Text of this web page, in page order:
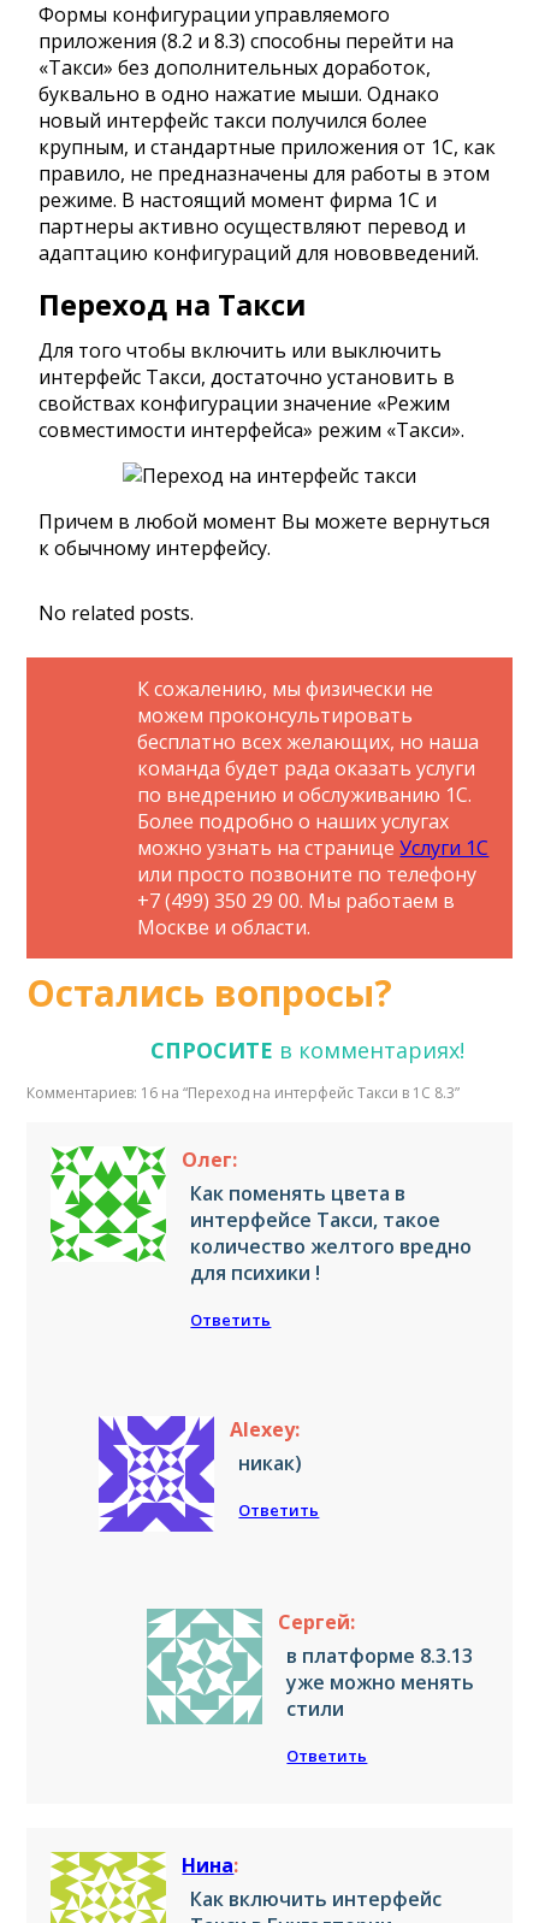
Формы конфигурации управляемого
приложения (8.2 и 8.3) способны перейти на
«Такси» без дополнительных доработок,
буквально в одно нажатие мыши. Однако
новый интерфейс такси получился более
крупным, и стандартные приложения от 1С, как
правило, не предназначены для работы в этом
режиме. В настоящий момент фирма 1С и
партнеры активно осуществляют перевод и
адаптацию конфигураций для нововведений.
Переход на Такси
Для того чтобы включить или выключить
интерфейс Такси, достаточно установить в
свойствах конфигурации значение «Режим
совместимости интерфейса» режим «Такси».
Причем в любой момент Вы можете вернуться
к обычному интерфейсу.
No related posts.
К сожалению, мы физически не
можем проконсультировать
бесплатно всех желающих, но наша
команда будет рада оказать услуги
по внедрению и обслуживанию 1С.
Более подробно о наших услугах
можно узнать на страницеУслуги 1С
или просто позвоните по телефону
+7 (499) 350 29 00. Мы работаем в
Москве и области.
Остались вопросы?
СПРОСИТЕ в комментариях!
Комментариев: 16 на “Переход на интерфейс Такси в 1С 8.3”
Олег:
Как поменять цвета в
интерфейсе Такси, такое
количество желтого вредно
для психики !
Ответить
Alexey:
никак)
Ответить
Сергей:
в платформе 8.3.13
уже можно менять
стили
Ответить
Нина:
Как включить интерфейс